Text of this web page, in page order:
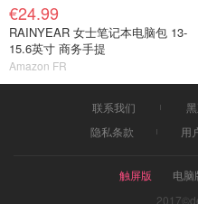
€24.99
RAINYEAR 女士笔记本电脑包 13-
15.6英寸 商务手提
Amazon FR
联系我们
隐私条款
用
触屏版 电脑